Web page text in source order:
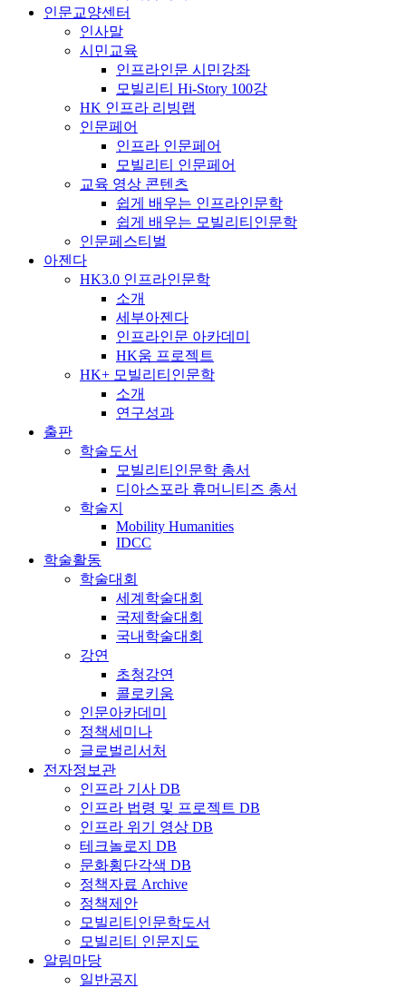
인문교양센터
인사말
시민교육
인프라인문 시민강좌
모빌리티 Hi-Story 100강
HK 인프라 리빙랩
인문페어
인프라 인문페어
모빌리티 인문페어
교육 영상 콘텐츠
쉽게 배우는 인프라인문학
쉽게 배우는 모빌리티인문학
인문페스티벌
아젠다
HK3.0 인프라인문학
소개
세부아젠다
인프라인문 아카데미
HK움 프로젝트
HK+ 모빌리티인문학
소개
연구성과
출판
학술도서
모빌리티인문학 총서
디아스포라 휴머니티즈 총서
학술지
Mobility Humanities
IDCC
학술활동
학술대회
세계학술대회
국제학술대회
국내학술대회
강연
초청강연
콜로키움
인문아카데미
정책세미나
글로벌리서처
전자정보관
인프라 기사 DB
인프라 법령 및 프로젝트 DB
인프라 위기 영상 DB
테크놀로지 DB
문화횡단각색 DB
정책자료 Archive
정책제안
모빌리티인문학도서
모빌리티 인문지도
알림마당
일반공지